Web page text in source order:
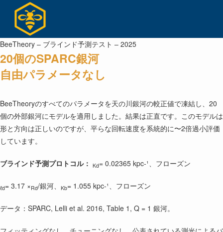
ン
ツ
へ
ス
ッ
プ
BeeTheory – ブラインド予測テスト – 2025
20個のSPARC銀河
自由パラメータなし
BeeTheoryのすべてのパラメータを天の川銀河の較正値で凍結し、20
個の外部銀河にモデルを適用しました。結果は正直です。このモデルは
形と方向は正しいのですが、平らな回転速度を系統的に〜2倍過小評価
しています。
ブラインド予測プロトコル： Kd= 0.02365 kpc-¹、フローズン
ℓd= 3.17 ×Rd/銀河、 Kb= 1.055 kpc-¹、フローズン
データ：SPARC, Lelli et al. 2016, Table 1, Q = 1 銀河。